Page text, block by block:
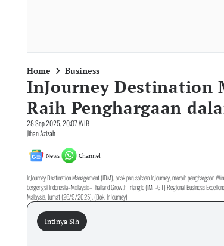
Home Business
InJourney Destination
Raih Penghargaan
28 Sep 2025, 20:07 WIB
Jihan Azizah
News Channel
InJourney Destination Management (IDM), anak perusahaan InJourney, meraih penghargaan
bergengsi Indonesia–Malaysia–Thailand Growth Triangle (IMT-GT) Regional Business
Malaysia, Jumat (26/9/2025). (Dok. InJourney)
Intinya Sih